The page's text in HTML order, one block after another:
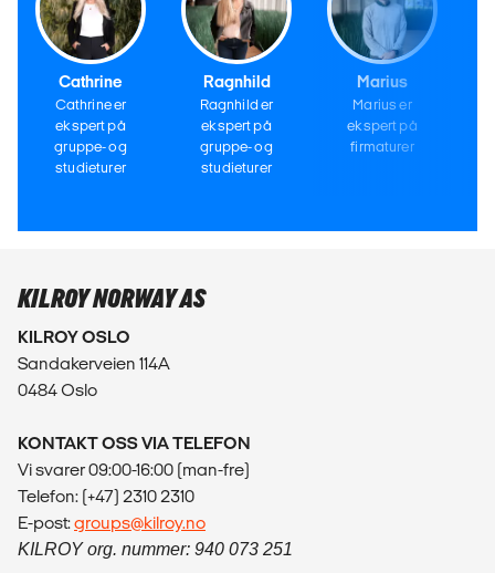
Cathrine
Cathrine er
ekspert på
gruppe- og
studieturer
Ragnhild
Ragnhild er
ekspert på
gruppe- og
studieturer
Marius
Marius er
ekspert på
firmaturer
KILROY NORWAY AS
KILROY OSLO
Sandakerveien 114A
0484 Oslo
KONTAKT OSS VIA TELEFON
Vi svarer 09:00-16:00 (man-fre)
Telefon: (+47) 2310 2310
E-post:groups@kilroy.no
KILROY org. nummer: 940 073 251